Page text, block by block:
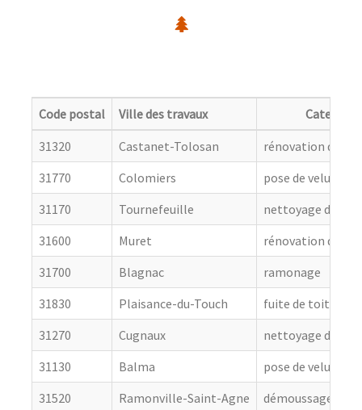
Code postal Ville des travaux
Categorie
31320
Castanet-Tolosan
rénovation de
31770
Colomiers
pose de velux
31170
Tournefeuille
nettoyage de
31600
Muret
rénovation de
31700
Blagnac
ramonage
31830
Plaisance-du-Touch
fuite de toiture
31270
Cugnaux
nettoyage de
31130
Balma
pose de velux
31520
Ramonville-Saint-Agne
démoussage de